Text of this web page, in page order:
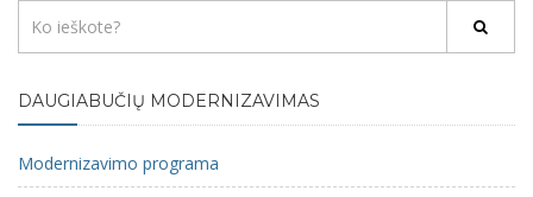
DAUGIABUČIŲ MODERNIZAVIMAS
Modernizavimo programa